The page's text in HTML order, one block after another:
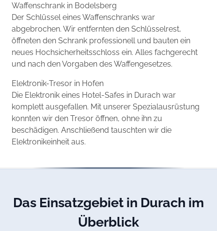
Waffenschrank in Bodelsberg
Der Schlüssel eines Waffenschranks war
abgebrochen. Wir entfernten den Schlüsselrest,
öffneten den Schrank professionell und bauten ein
neues Hochsicherheitsschloss ein. Alles fachgerecht
und nach den Vorgaben des Waffengesetzes.
Elektronik-Tresor in Hofen
Die Elektronik eines Hotel-Safes in Durach war
komplett ausgefallen. Mit unserer Spezialausrüstung
konnten wir den Tresor öffnen, ohne ihn zu
beschädigen. Anschließend tauschten wir die
Elektronikeinheit aus.
Das Einsatzgebiet in Durach im
Überblick